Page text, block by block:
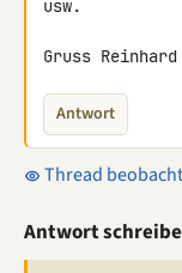
usw.
Gruss Reinhard
Antwort
Thread
Antwort